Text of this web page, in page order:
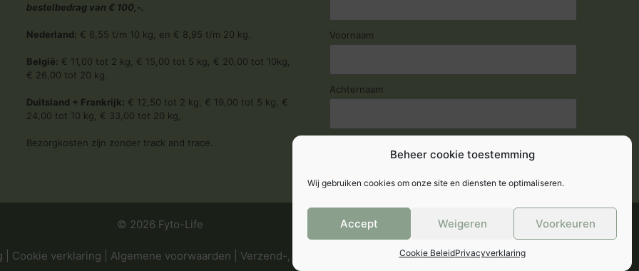
Beheer cookie toestemming
Wij gebruiken cookies om onze site en diensten te optimaliseren.
Accept Weigeren Voorkeuren
Cookie BeleidPrivacyverklaring
bestelbedrag van € 100,-.
Nederland: € 6,55 t/m 10 kg, en € 8,95 t/m 20 kg.
België: € 11,00 tot 2 kg, € 15,00 tot 5 kg, € 20,00 tot 10kg,
€ 26,00 tot 20 kg.
Duitsland + Frankrijk: € 12,50 tot 2 kg, € 19,00 tot 5 kg, €
24,00 tot 10 kg, € 33,00 tot 20 kg,
Bezorgkosten zijn zonder track and trace.
Voornaam
Achternaam
© 2026 Fyto-Life
Cookie verklaring Algemene voorwaarden Verzend-, retour- en leverbeleid